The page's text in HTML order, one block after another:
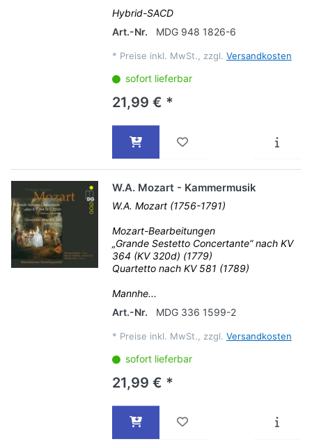
Hybrid-SACD
Art.-Nr.
MDG 948 1826-6
* Preise inkl. MwSt., zzgl. Versandkosten
sofort lieferbar
21,99 € *
W.A. Mozart - Kammermusik
W.A. Mozart (1756-1791)
Mozart-Bearbeitungen
„Grande Sestetto Concertante“ nach KV
364 (KV 320d) (1779)
Quartetto nach KV 581 (1789)
Mannhe...
Art.-Nr.
MDG 336 1599-2
* Preise inkl. MwSt., zzgl. Versandkosten
sofort lieferbar
21,99 € *